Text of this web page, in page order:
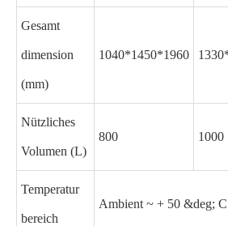
Gesamt
dimension
(mm)
1040*1450*1960
Nützliches
Volumen (L)
800 1000
Temperatur
bereich
Ambient ~ + 50 &deg; C